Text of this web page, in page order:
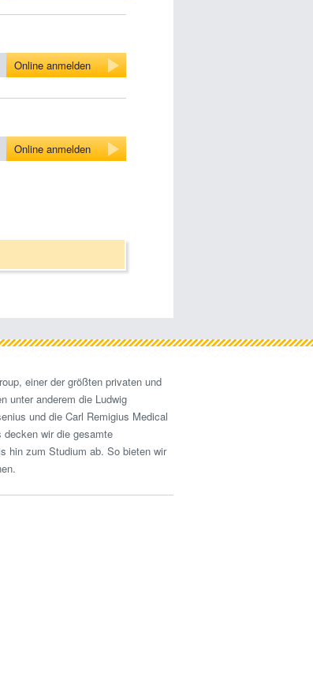
Online anmelden
Online anmelden
einer der größten privaten und
unter anderem die Ludwig
und die Carl Remigius Medical
decken wir die gesamte
hin zum Studium ab. So bieten wir